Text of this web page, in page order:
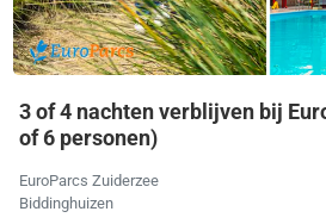
3 of 4 nachten verblijven bij
of 6 personen)
EuroParcs Zuiderzee
Biddinghuizen